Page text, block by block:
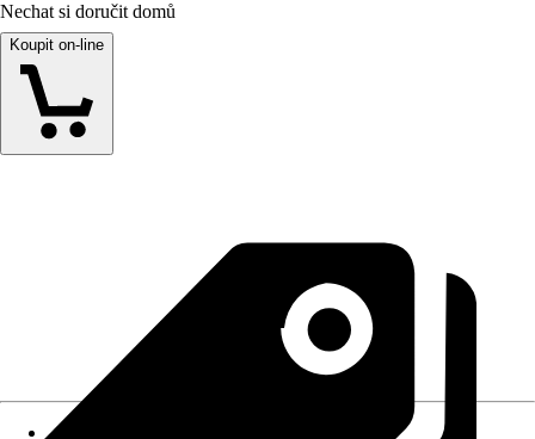
Nechat si doručit domů
Koupit on-line